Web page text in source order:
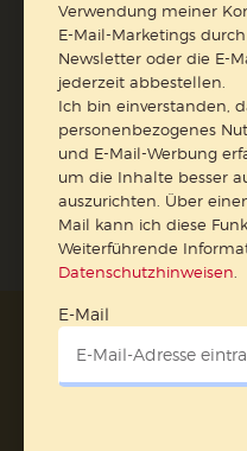
E-Mail
Verwendung meiner
E-Mail-Marketings
Newsletter oder die E-
jederzeit abbestellen.
Ich bin einverstanden,
personenbezogenes
und E-Mail-Werbung
um die Inhalte besser
auszurichten. Über
Mail kann ich diese
Weiterführende
Datenschutzhinweisen
E-Mail